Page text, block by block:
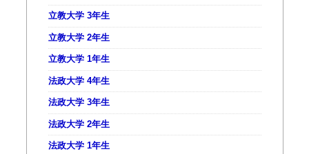
立教大学 3年生
立教大学 2年生
立教大学 1年生
法政大学 4年生
法政大学 3年生
法政大学 2年生
法政大学 1年生